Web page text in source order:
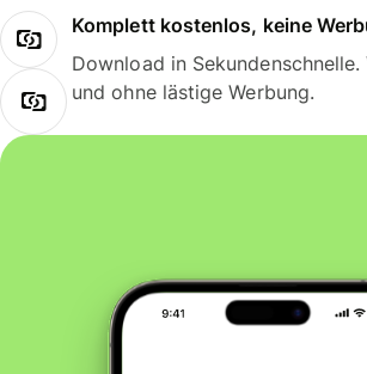
Komplett kostenlos, keine
Download in
und ohne lästige Werbung.